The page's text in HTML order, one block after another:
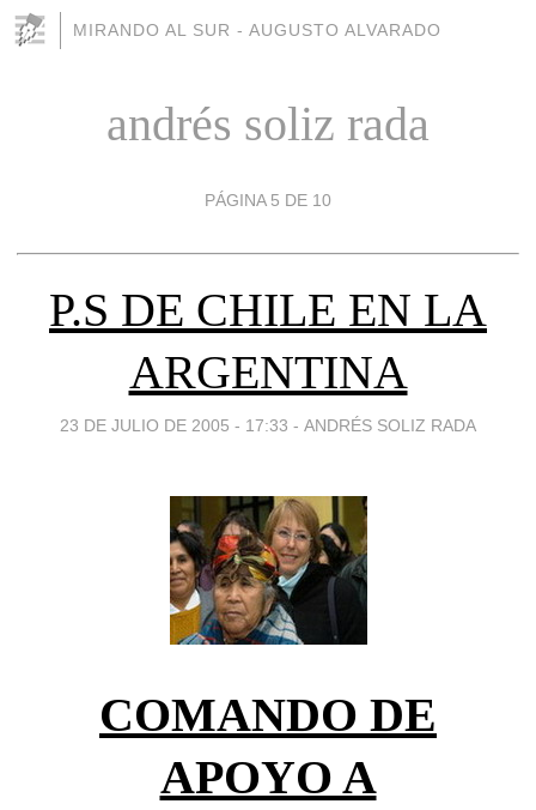
MIRANDO AL SUR - AUGUSTO ALVARADO
andrés soliz rada
PÁGINA 5 DE 10
P.S DE CHILE EN LA
ARGENTINA
23 DE JULIO DE 2005 - 17:33 - ANDRÉS SOLIZ RADA
COMANDO DE
APOYO A